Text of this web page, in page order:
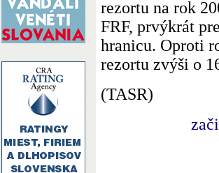
rezortu na rok
FRF, prvýkrát
hranicu. Oproti
rezortu zvýši o
(TASR)